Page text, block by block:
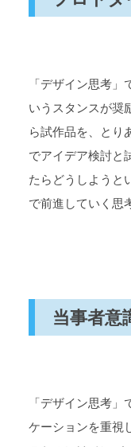
「デザイン思考
いうスタンスが奨
ら試作品を、とり
でアイデア検討と
たらどうしようと
で前進していく思
当事者意
「デザイン思考
ケーションを重視